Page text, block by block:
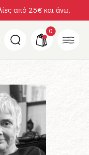
από 25€ και άνω.
0